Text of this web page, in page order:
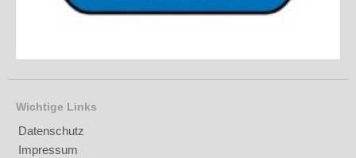
Wichtige Links
Datenschutz
Impressum